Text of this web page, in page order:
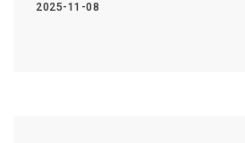
2025-11-08